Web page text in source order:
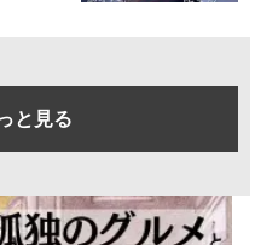
と見る